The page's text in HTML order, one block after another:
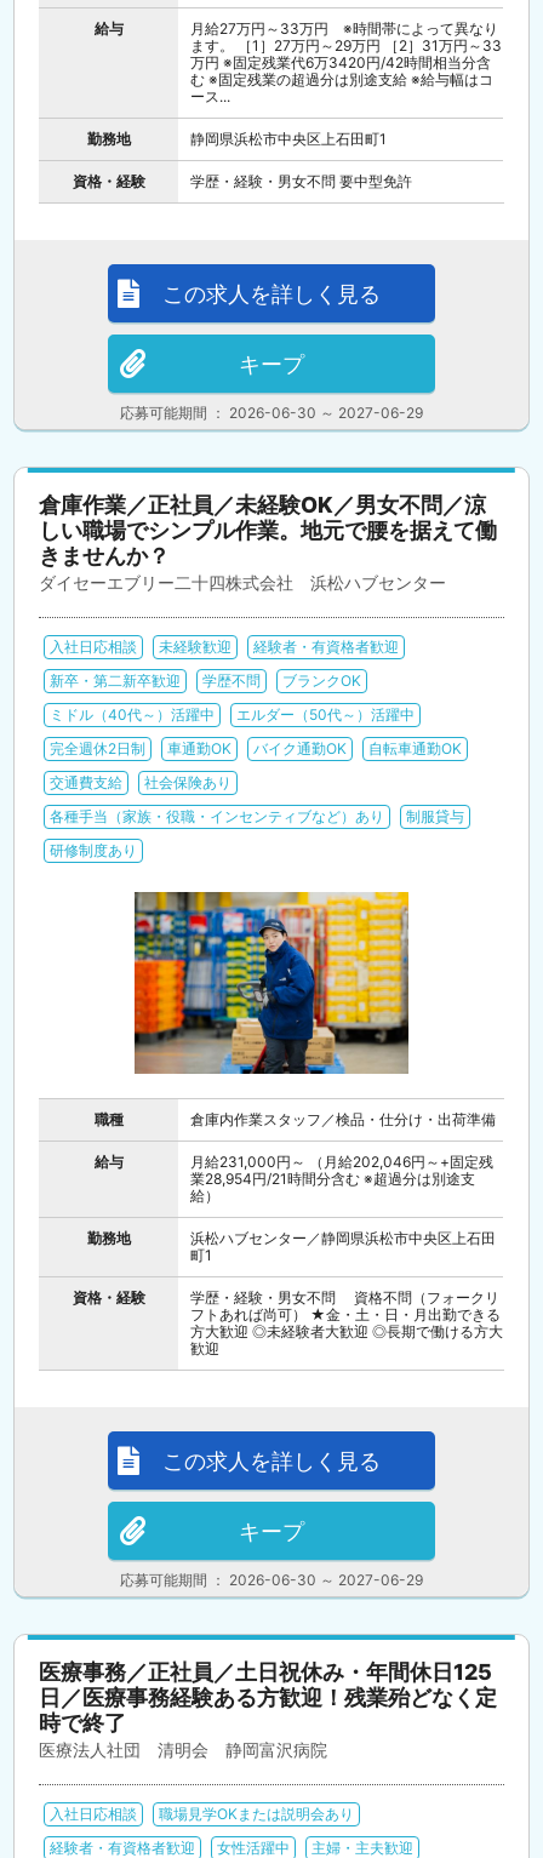
給与
月給27万円～33万円 ※時間帯によって異なり
ます。 ［1］27万円～29万円 ［2］31万円～33
万円 ※固定残業代6万3420円/42時間相当分含
む ※固定残業の超過分は別途支給 ※給与幅はコ
ース...
勤務地 静岡県浜松市中央区上石田町1
資格・経験 学歴・経験・男女不問 要中型免許
応募可能期間 ： 2026-06-30 ～ 2027-06-29
この求人を詳しく見る
キープ
倉庫作業／正社員／未経験OK／男女不問／涼
しい職場でシンプル作業。地元で腰を据えて働
きませんか？
ダイセーエブリー二十四株式会社 浜松ハブセンター
入社日応相談 未経験歓迎
経験者・有資格者歓迎
新卒・第二新卒歓迎
学歴不問
ブランクOK
ミドル（40代～）活躍中
エルダー（50代～）活躍中
完全週休2日制
車通勤OK バイク通勤OK
自転車通勤OK
交通費支給
社会保険あり
各種手当（家族・役職・インセンティブなど）あり
制服貸与
研修制度あり
職種 倉庫内作業スタッフ／検品・仕分け・出荷準備
給与
月給231,000円～ （月給202,046円～+固定残
業28,954円/21時間分含む ※超過分は別途支
給）
勤務地
浜松ハブセンター／静岡県浜松市中央区上石田
町1
資格・経験
学歴・経験・男女不問 資格不問（フォークリ
フトあれば尚可） ★金・土・日・月出勤できる
方大歓迎 ◎未経験者大歓迎 ◎長期で働ける方大
歓迎
応募可能期間 ： 2026-06-30 ～ 2027-06-29
この求人を詳しく見る
キープ
医療事務／正社員／土日祝休み・年間休日125
日／医療事務経験ある方歓迎！残業殆どなく定
時で終了
医療法人社団 清明会 静岡富沢病院
入社日応相談
職場見学OKまたは説明会あり
経験者・有資格者歓迎
女性活躍中
主婦・主夫歓迎